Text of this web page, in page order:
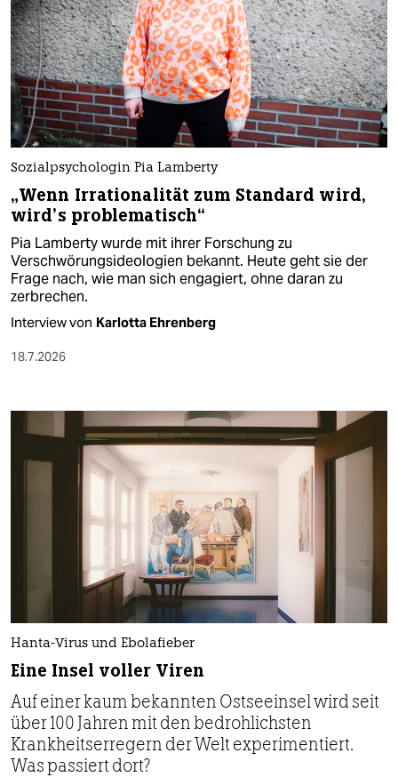
Sozialpsychologin Pia Lamberty
„Wenn Irrationalität zum Standard wird,
wird’s problematisch“
Pia Lamberty wurde mit ihrer Forschung zu
Verschwörungsideologien bekannt. Heute geht sie der
Frage nach, wie man sich engagiert, ohne daran zu
zerbrechen.
Interview von Karlotta Ehrenberg
18.7.2026
Hanta-Virus und Ebolafieber
Eine Insel voller Viren
Auf einer kaum bekannten Ostseeinsel wird seit
über 100 Jahren mit den bedrohlichsten
Krankheitserregern der Welt experimentiert.
Was passiert dort?